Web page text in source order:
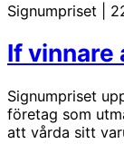
Signumpriset
If vinnare
Signumpriset
företag som
att vårda sitt